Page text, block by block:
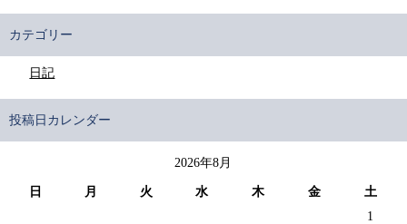
カテゴリー
日記
投稿日カレンダー
2026年8月
日 月 火 水 木 金
土
1